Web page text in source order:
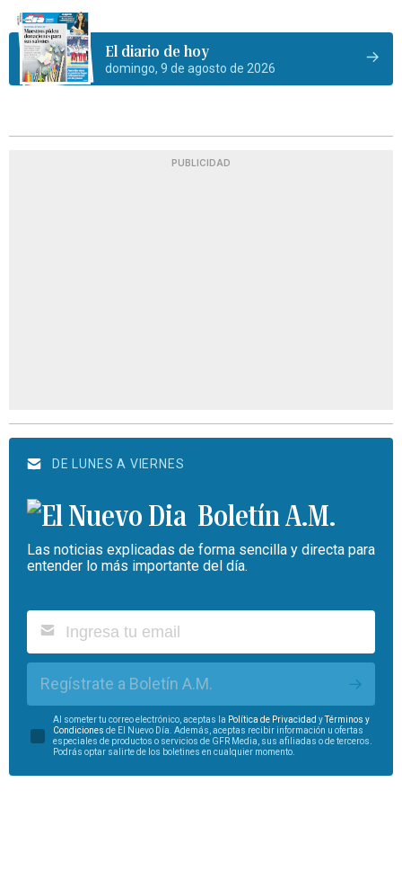
El diario de hoy
domingo, 9 de agosto de 2026
PUBLICIDAD
DE LUNES A VIERNES
Boletín A.M.
Las noticias explicadas de forma sencilla y directa para
entender lo más importante del día.
Regístrate a Boletín A.M.
Al someter tu correo electrónico, aceptas la Política de Privacidad y
Términos y
Condiciones de El Nuevo Día. Además, aceptas recibir información u ofertas
especiales de productos o servicios de GFR Media, sus afiliadas o de terceros.
Podrás optar salirte de los boletines en cualquier momento.